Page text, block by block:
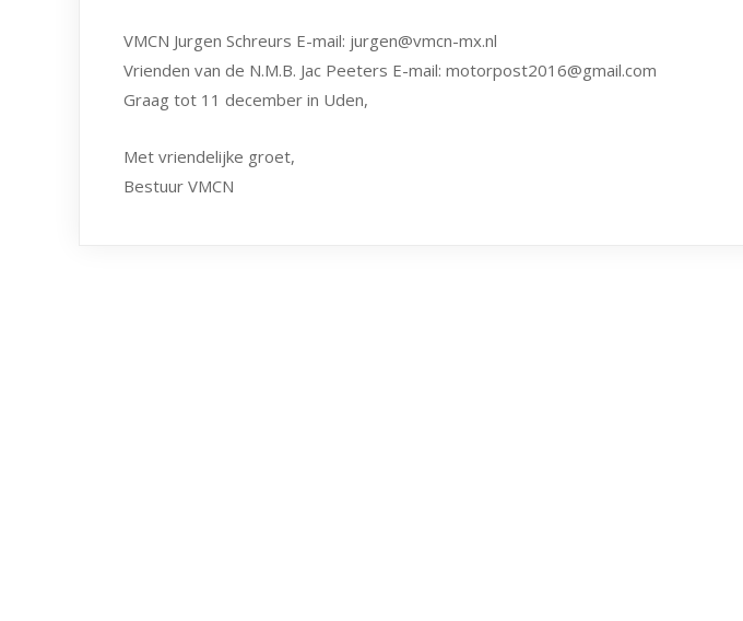
VMCN Jurgen Schreurs E-mail: jurgen@vmcn-mx.nl
Vrienden van de N.M.B. Jac Peeters E-mail: motorpost2016@gmail.com
Graag tot 11 december in Uden,
Met vriendelijke groet,
Bestuur VMCN